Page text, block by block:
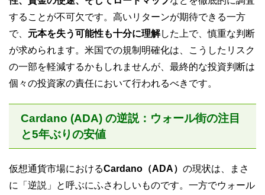
することが不可欠です。高いリターンが期待できる一方
で、 元本を失う可能性も十分に理解した上で、慎重な判断
が求められます。米国での規制明確化は、こうしたリスク
の一部を軽減するかもしれませんが、最終的な投資判断は
個々の投資家の責任において行われるべきです。
Cardano (ADA) の逆説：ウォール街の注目
と5年ぶりの安値
仮想通貨市場におけるCardano（ADA） の現状は、まさ
に「逆説」と呼ぶにふさわしいものです。一方でウォール